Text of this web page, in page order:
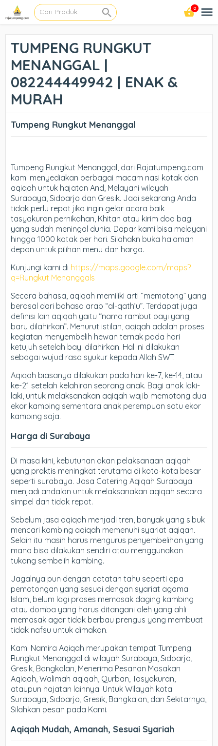
0
TUMPENG RUNGKUT
MENANGGAL |
082244449942 | ENAK &
MURAH
Tumpeng Rungkut Menanggal
Tumpeng Rungkut Menanggal, dari Rajatumpeng.com
kami menyediakan berbagai macam nasi kotak dan
aqiqah untuk hajatan And, Melayani wilayah
Surabaya, Sidoarjo dan Gresik. Jadi sekarang Anda
tidak perlu repot jika ingin gelar acara baik
tasyakuran pernikahan, Khitan atau kirim doa bagi
yang sudah meningal dunia. Dapar kami bisa melayani
hingga 1000 kotak per hari. Silahakn buka halaman
depan untuk pilihan menu dan harga.
Kunjungi kami di https://maps.google.com/maps?
q=Rungkut Menanggals
Secara bahasa, aqiqah memiliki arti “memotong” yang
berasal dari bahasa arab “al-qath’u”. Terdapat juga
definisi lain aqiqah yaitu “nama rambut bayi yang
baru dilahirkan”. Menurut istilah, aqiqah adalah proses
kegiatan menyembelih hewan ternak pada hari
ketujuh setelah bayi dilahirkan. Hal ini dilakukan
sebagai wujud rasa syukur kepada Allah SWT.
Aqiqah biasanya dilakukan pada hari ke-7, ke-14, atau
ke-21 setelah kelahiran seorang anak. Bagi anak laki-
laki, untuk melaksanakan aqiqah wajib memotong dua
ekor kambing sementara anak perempuan satu ekor
kambing saja.
Harga di Surabaya
Di masa kini, kebutuhan akan pelaksanaan aqiqah
yang praktis meningkat terutama di kota-kota besar
seperti surabaya. Jasa Catering Aqiqah Surabaya
menjadi andalan untuk melaksanakan aqiqah secara
simpel dan tidak repot.
Sebelum jasa aqiqah menjadi tren, banyak yang sibuk
mencari kambing aqiqah memenuhi syariat aqiqah.
Selain itu masih harus mengurus penyembelihan yang
mana bisa dilakukan sendiri atau menggunakan
tukang sembelih kambing.
Jagalnya pun dengan catatan tahu seperti apa
pemotongan yang sesuai dengan syariat agama
Islam, belum lagi proses memasak daging kambing
atau domba yang harus ditangani oleh yang ahli
memasak agar tidak berbau prengus yang membuat
tidak nafsu untuk dimakan.
Kami Namira Aqiqah merupakan tempat Tumpeng
Rungkut Menanggal di wilayah Surabaya, Sidoarjo,
Gresik, Bangkalan, Menerima Pesanan Masakan
Aqiqah, Walimah aqiqah, Qurban, Tasyakuran,
ataupun hajatan lainnya. Untuk Wilayah kota
Surabaya, Sidoarjo, Gresik, Bangkalan, dan Sekitarnya,
Silahkan pesan pada Kami.
Aqiqah Mudah, Amanah, Sesuai Syariah